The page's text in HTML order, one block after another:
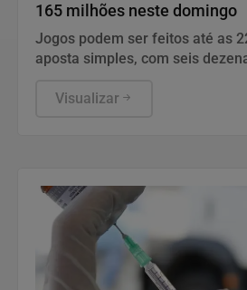
165 milhões neste domingo
Jogos podem ser feitos até as
aposta simples, com seis
Visualizar